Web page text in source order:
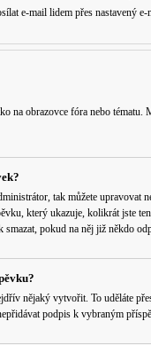
e-mail lidem přes nastavený
na obrazovce fóra nebo
tak můžete
který ukazuje, kolikrát jste
pokud na něj již někdo
nějaký vytvořit. To uděláte
podpis k vybraným